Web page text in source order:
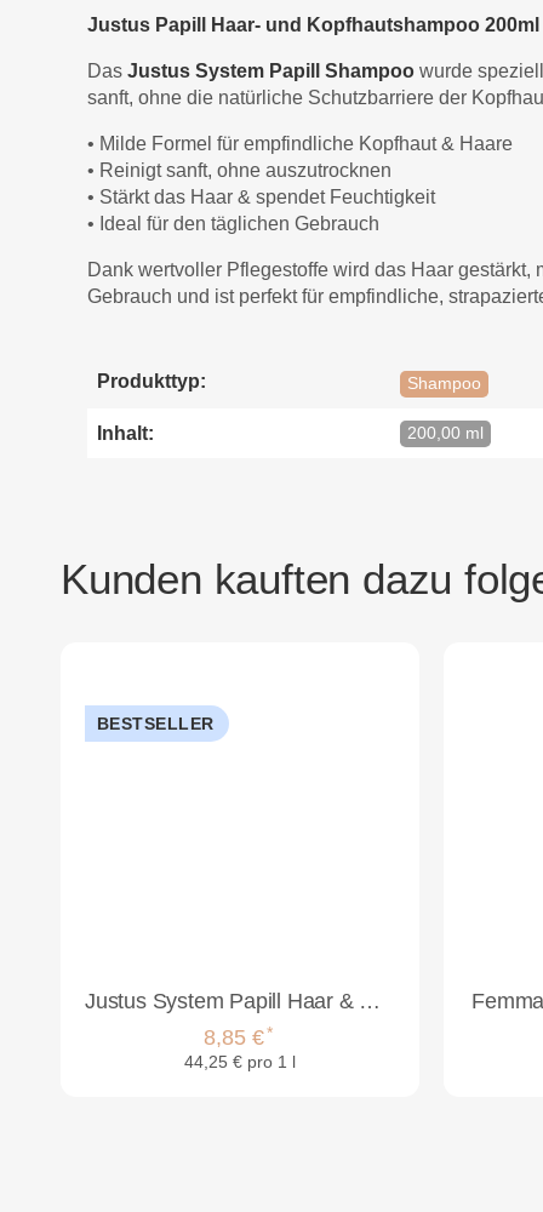
Justus Papill Haar- und Kopfhautshampoo 200ml
Das Justus System Papill Shampoo wurde
sanft, ohne die natürliche Schutzbarriere der
• Milde Formel für empfindliche Kopfhaut & Haare
• Reinigt sanft, ohne auszutrocknen
• Stärkt das Haar & spendet Feuchtigkeit
• Ideal für den täglichen Gebrauch
Dank wertvoller Pflegestoffe wird das Haar
Gebrauch und ist perfekt für empfindliche,
Produkttyp: Shampoo
Inhalt: 200,00 ml
Kunden kauften dazu
BESTSELLER
Justus System Papill Haar & Kopfhautwasser 200ml
8,85 €*
44,25 € pro 1 l